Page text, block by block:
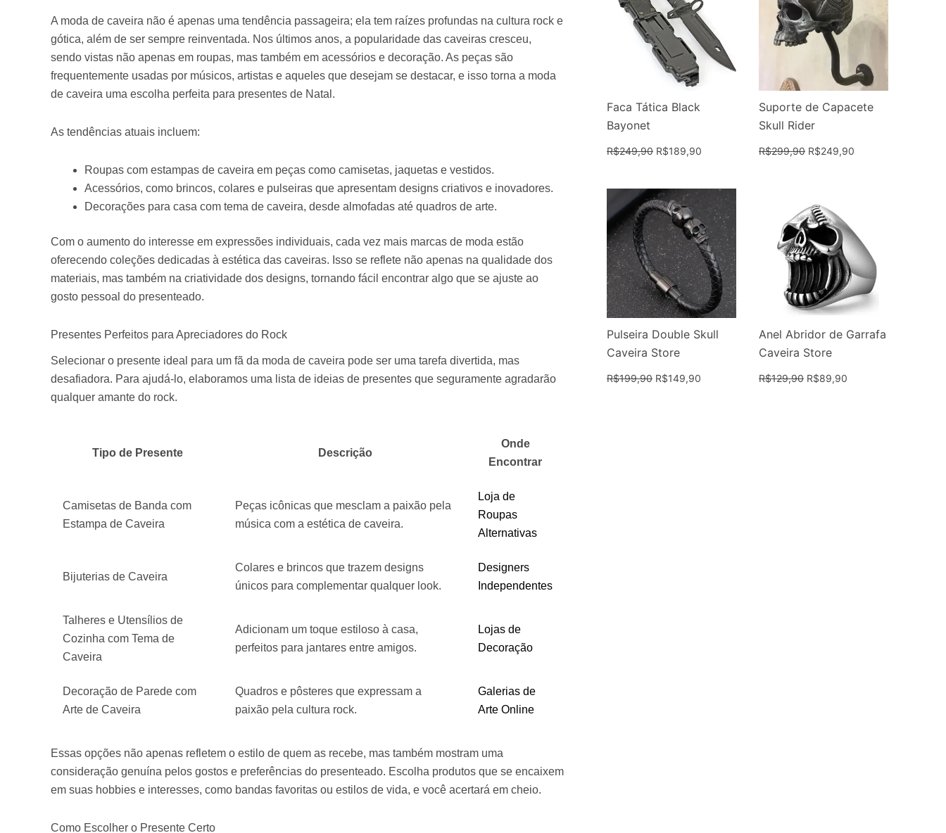
A moda de caveira não é apenas uma tendência passageira; ela tem raízes profundas na cultura rock e
gótica, além de ser sempre reinventada. Nos últimos anos, a popularidade das caveiras cresceu,
sendo vistas não apenas em roupas, mas também em acessórios e decoração. As peças são
frequentemente usadas por músicos, artistas e aqueles que desejam se destacar, e isso torna a moda
de caveira uma escolha perfeita para presentes de Natal.
As tendências atuais incluem:
Roupas com estampas de caveira em peças como camisetas, jaquetas e vestidos.
Acessórios, como brincos, colares e pulseiras que apresentam designs criativos e inovadores.
Decorações para casa com tema de caveira, desde almofadas até quadros de arte.
Com o aumento do interesse em expressões individuais, cada vez mais marcas de moda estão
oferecendo coleções dedicadas à estética das caveiras. Isso se reflete não apenas na qualidade dos
materiais, mas também na criatividade dos designs, tornando fácil encontrar algo que se ajuste ao
gosto pessoal do presenteado.
Presentes Perfeitos para Apreciadores do Rock
Selecionar o presente ideal para um fã da moda de caveira pode ser uma tarefa divertida, mas
desafiadora. Para ajudá-lo, elaboramos uma lista de ideias de presentes que seguramente agradarão
qualquer amante do rock.
Tipo de Presente Descrição
Onde
Encontrar
Camisetas de Banda com
Estampa de Caveira
Peças icônicas que mesclam a paixão pela
música com a estética de caveira.
Loja de
Roupas
Alternativas
Bijuterias de Caveira
Colares e brincos que trazem designs
únicos para complementar qualquer look.
Designers
Independentes
Talheres e Utensílios de
Cozinha com Tema de
Caveira
Adicionam um toque estiloso à casa,
perfeitos para jantares entre amigos.
Lojas de
Decoração
Decoração de Parede com
Arte de Caveira
Quadros e pôsteres que expressam a
paixão pela cultura rock.
Galerias de
Arte Online
Essas opções não apenas refletem o estilo de quem as recebe, mas também mostram uma
consideração genuína pelos gostos e preferências do presenteado. Escolha produtos que se encaixem
em suas hobbies e interesses, como bandas favoritas ou estilos de vida, e você acertará em cheio.
Como Escolher o Presente Certo
Faca Tática Black
Bayonet
R$249,90 R$189,90
Suporte de Capacete
Skull Rider
R$299,90 R$249,90
Pulseira Double Skull
Caveira Store
R$199,90 R$149,90
Anel Abridor de Garrafa
Caveira Store
R$129,90 R$89,90